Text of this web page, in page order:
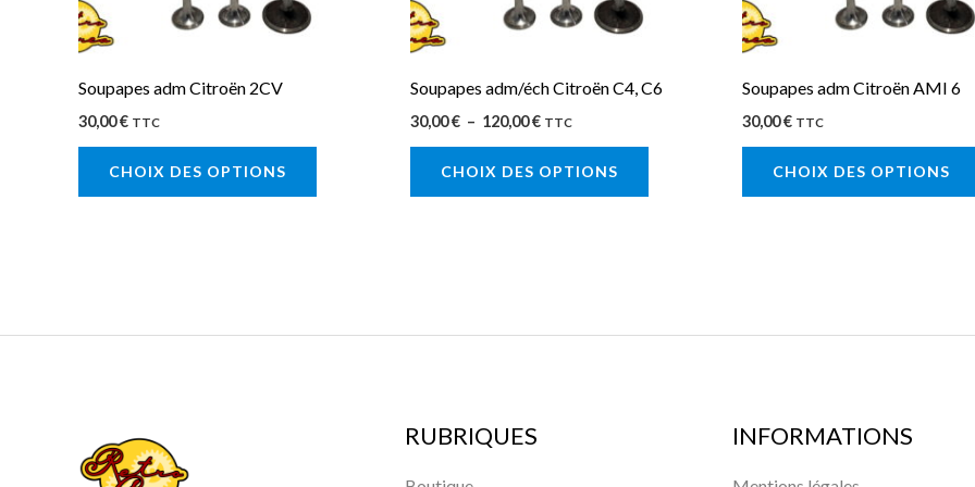
Soupapes adm Citroën 2CV
30,00€ TTC
CHOIX DES OPTIONS
produit
Soupapes adm/éch Citroën C4, C6
30,00€ – 120,00€ TTC
CHOIX DES OPTIONS
produit
Soupapes adm Citroën AMI 6
30,00€ TTC
CHOIX DES OPTIONS
RUBRIQUES INFORMATIONS